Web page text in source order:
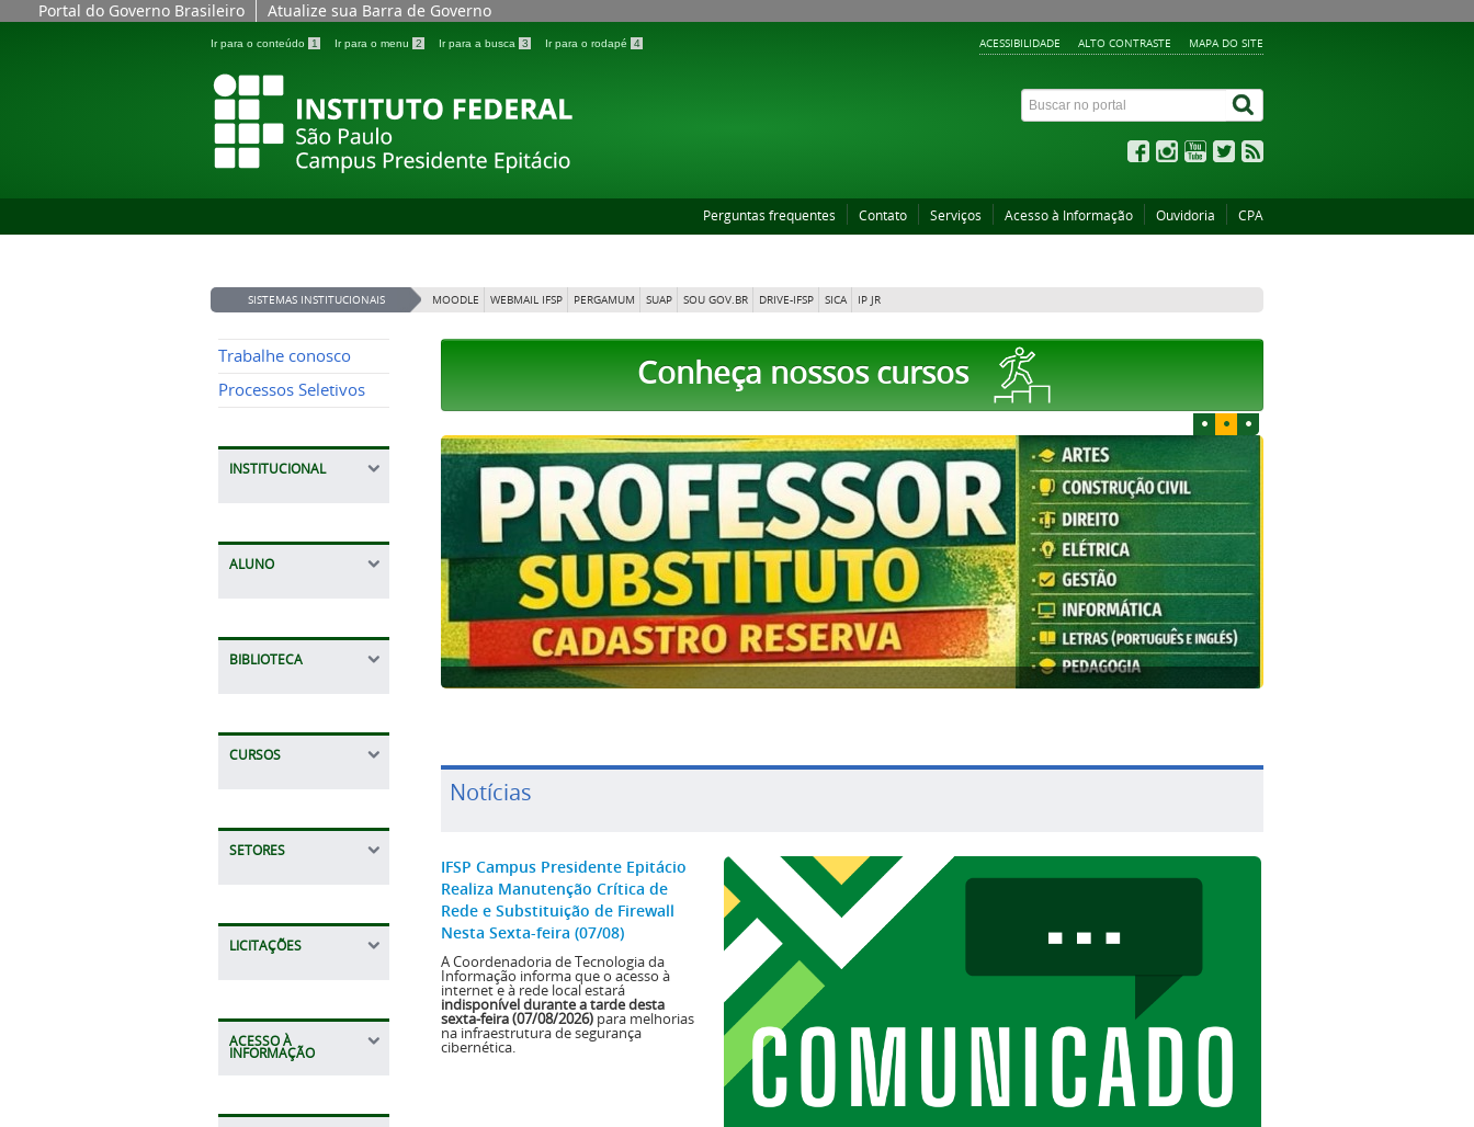
Portal do Governo Brasileiro Atualize sua Barra de Governo
Ir para o conteúdo 1 Ir para o menu 2 Ir para a busca 3 Ir para o rodapé 4 ACESSIBILIDADE ALTO CONTRASTE MAPA DO SITE
Perguntas frequentes Contato Serviços Acesso à Informação Ouvidoria CPA
SISTEMAS INSTITUCIONAIS MOODLE WEBMAIL IFSP PERGAMUM SUAP SOU GOV.BR DRIVE-IFSP SICA IP JR
Trabalhe conosco
Processos Seletivos
INSTITUCIONAL
ALUNO
BIBLIOTECA
CURSOS
SETORES
LICITAÇÕES
ACESSO À
INFORMAÇÃO
Conheça nossos cursos
Notícias
IFSP Campus Presidente Epitácio
Realiza Manutenção Crítica de
Rede e Substituição de Firewall
Nesta Sexta-feira (07/08)
A Coordenadoria de Tecnologia da
Informação informa que o acesso à
internet e à rede local estará
indisponível durante a tarde desta
sexta-feira (07/08/2026) para melhorias
na infraestrutura de segurança
cibernética.